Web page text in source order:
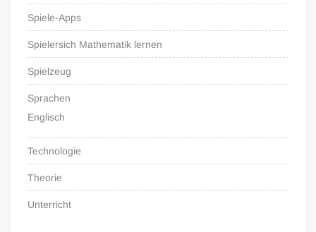
Spiele-Apps
Spielersich Mathematik lernen
Spielzeug
Sprachen
Englisch
Technologie
Theorie
Unterricht